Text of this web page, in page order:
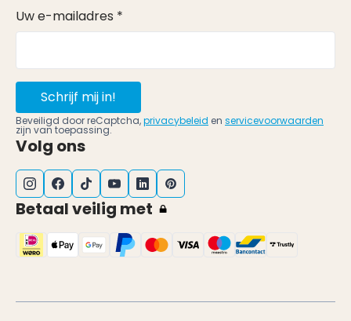
Uw e-mailadres *
Schrijf mij in!
Beveiligd door reCaptcha,privacybeleid en servicevoorwaarden
zijn van toepassing.
Volg ons
Betaal veilig met